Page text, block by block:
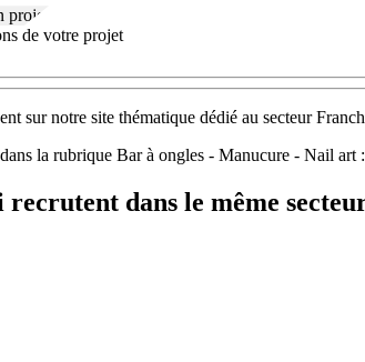
de votre projet
sur notre site thématique dédié au secteur
la rubrique Bar à ongles - Manucure - Nail
recrutent dans le même